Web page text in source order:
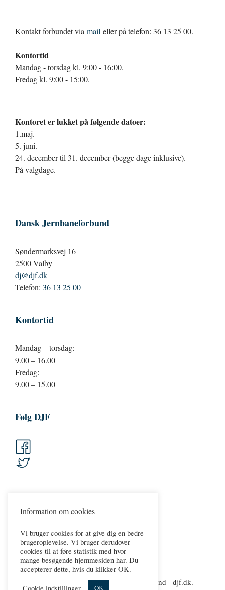
Kontakt forbundet via mail eller på telefon: 36 13 25 00.
Kontortid
Mandag - torsdag kl. 9:00 - 16:00.
Fredag kl. 9:00 - 15:00.
Kontoret er lukket på følgende datoer:
1.maj.
5. juni.
24. december til 31. december (begge dage inklusive).
På valgdage.
Dansk Jernbaneforbund
Søndermarksvej 16
2500 Valby
dj@djf.dk
Telefon: 36 13 25 00
Kontortid
Mandag – torsdag:
9.00 – 16.00
Fredag:
9.00 – 15.00
Følg DJF
Copyright 2026 © Dansk Jernbaneforbund - djf.dk.
Information om cookies
Vi bruger cookies for at give dig en bedre
brugeroplevelse. Vi bruger derudover
cookies til at føre statistik med hvor
mange besøgende hjemmesiden har. Du
accepterer dette, hvis du klikker OK.
Cookie indstillinger
OK